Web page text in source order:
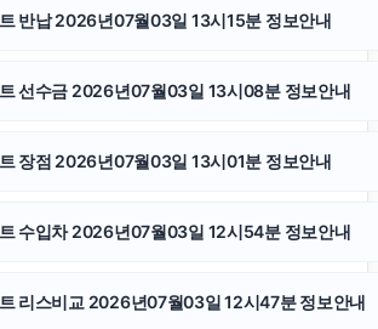
반납 2026년07월03일 13시15분 정보안내
선수금 2026년07월03일 13시08분 정보안내
장점 2026년07월03일 13시01분 정보안내
수입차 2026년07월03일 12시54분 정보안내
리스비교 2026년07월03일 12시47분 정보안내